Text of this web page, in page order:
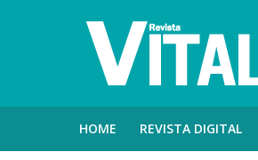
HOME REVISTA DIGITAL